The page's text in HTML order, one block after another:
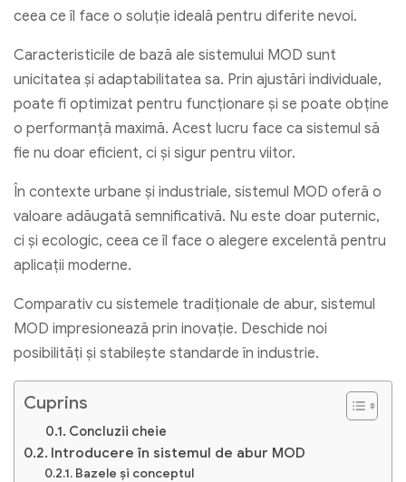
ceea ce îl face o soluție ideală pentru diferite nevoi.
Caracteristicile de bază ale sistemului MOD sunt
unicitatea și adaptabilitatea sa. Prin ajustări individuale,
poate fi optimizat pentru funcționare și se poate obține
o performanță maximă. Acest lucru face ca sistemul să
fie nu doar eficient, ci și sigur pentru viitor.
În contexte urbane și industriale, sistemul MOD oferă o
valoare adăugată semnificativă. Nu este doar puternic,
ci și ecologic, ceea ce îl face o alegere excelentă pentru
aplicații moderne.
Comparativ cu sistemele tradiționale de abur, sistemul
MOD impresionează prin inovație. Deschide noi
posibilități și stabilește standarde în industrie.
Cuprins
Concluzii cheie
Introducere în sistemul de abur MOD
Bazele și conceptul